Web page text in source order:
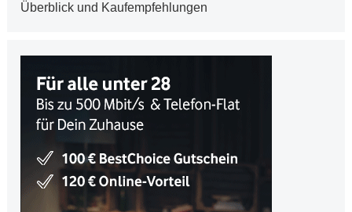
Überblick und Kaufempfehlungen